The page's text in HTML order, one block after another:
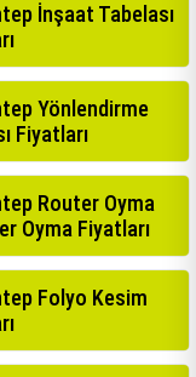
İnşaat Tabelası
Yönlendirme
Fiyatları
Router Oyma
Oyma Fiyatları
Folyo Kesim